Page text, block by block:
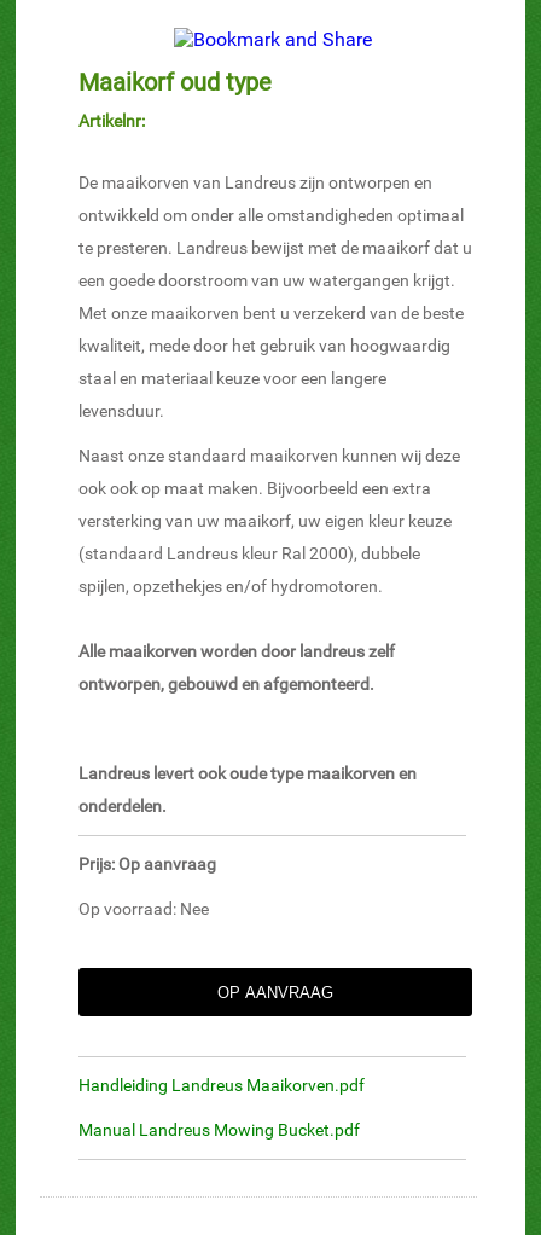
Maaikorf oud type
Artikelnr:
De maaikorven van Landreus zijn ontworpen en
ontwikkeld om onder alle omstandigheden optimaal
te presteren. Landreus bewijst met de maaikorf dat u
een goede doorstroom van uw watergangen krijgt.
Met onze maaikorven bent u verzekerd van de beste
kwaliteit, mede door het gebruik van hoogwaardig
staal en materiaal keuze voor een langere
levensduur.
Naast onze standaard maaikorven kunnen wij deze
ook ook op maat maken. Bijvoorbeeld een extra
versterking van uw maaikorf, uw eigen kleur keuze
(standaard Landreus kleur Ral 2000), dubbele
spijlen, opzethekjes en/of hydromotoren.
Alle maaikorven worden door landreus zelf
ontworpen, gebouwd en afgemonteerd.
Landreus levert ook oude type maaikorven en
onderdelen.
Prijs: Op aanvraag
Op voorraad: Nee
Handleiding Landreus Maaikorven.pdf
Manual Landreus Mowing Bucket.pdf